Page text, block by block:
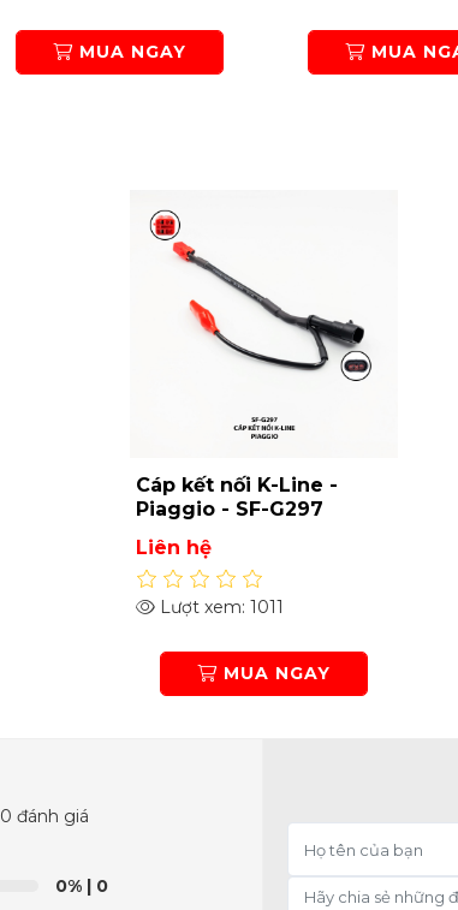
MUA NGAY MUA
Cáp kết nối K-Line -
Piaggio - SF-G297
Liên hệ
Lượt xem: 1011
MUA NGAY
0 đánh giá
0%| 0